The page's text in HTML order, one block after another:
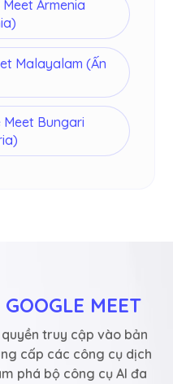
Armenia
Malayalam (Ấn
Bungari
MEET
truy cập vào bản
cấp các công cụ dịch
phá bộ công cụ AI đa